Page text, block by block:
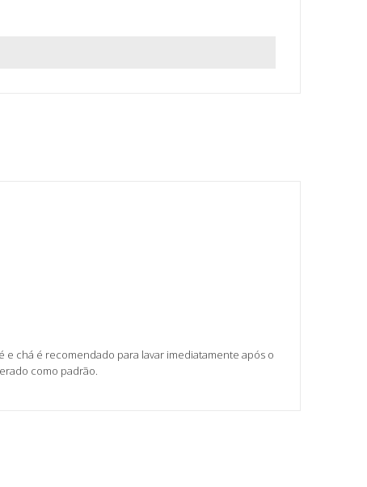
e chá é recomendado para lavar imediatamente após o
como padrão.